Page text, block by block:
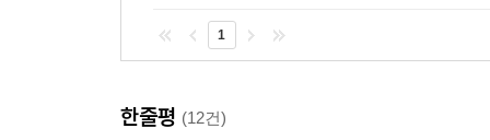
1
한줄평 (12건)